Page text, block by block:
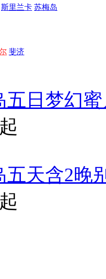
斯里兰卡 苏梅岛
斐济
五日梦幻
五天含2晚